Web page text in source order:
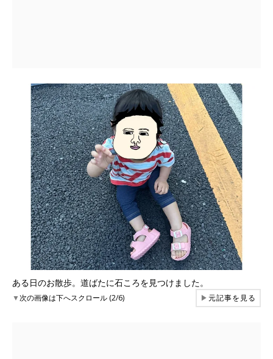
ある日のお散歩。道ばたに石ころを見つけました。
▼次の画像は下へスクロール (2/6) ▶元記事を見る